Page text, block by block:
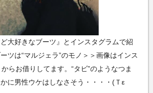
ど大好きなブーツ』とインスタグラムで紹
ツは“マルジェラ”のモノ＞＞画像はインス
らお借りしてます。“タビ”のようなつま
に男性ウケはしなさそう・・・・(Ｔε